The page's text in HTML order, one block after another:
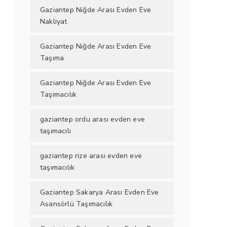
Gaziantep Niğde Arası Evden Eve
Nakliyat
Gaziantep Niğde Arası Evden Eve
Taşıma
Gaziantep Niğde Arası Evden Eve
Taşımacılık
gaziantep ordu arası evden eve
taşımacılı
gaziantep rize arası evden eve
taşımacılık
Gaziantep Sakarya Arası Evden Eve
Asansörlü Taşımacılık